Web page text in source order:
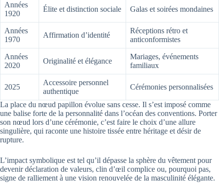
Années
1920
Élite et distinction sociale Galas et soirées mondaines
Années
1970
Affirmation d’identité
Réceptions rétro et
anticonformistes
Années
2020
Originalité et élégance
Mariages, événements
familiaux
2025
Accessoire personnel
authentique
Cérémonies personnalisées
La place du nœud papillon évolue sans cesse. Il s’est imposé comme
une balise forte de la personnalité dans l’océan des conventions. Porter
son nœud lors d’une cérémonie, c’est faire le choix d’une allure
singulière, qui raconte une histoire tissée entre héritage et désir de
rupture.
L’impact symbolique est tel qu’il dépasse la sphère du vêtement pour
devenir déclaration de valeurs, clin d’œil complice ou, pourquoi pas,
signe de ralliement à une vision renouvelée de la masculinité élégante.